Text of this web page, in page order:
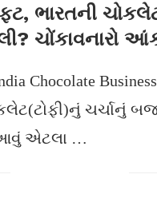
ભારતની
ચોંકાવનારો
Chocolate
ચર્ચાનું
એટલા …